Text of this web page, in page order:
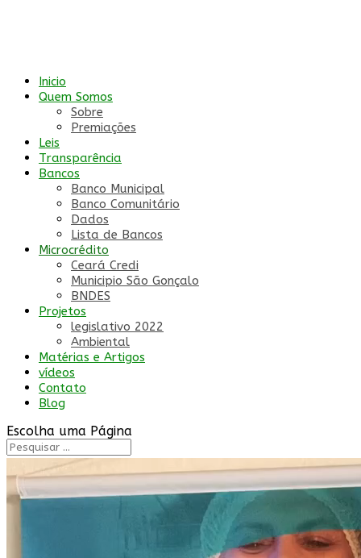
Inicio
Quem Somos
Sobre
Premiações
Leis
Transparência
Bancos
Banco Municipal
Banco Comunitário
Dados
Lista de Bancos
Microcrédito
Ceará Credi
Municipio São Gonçalo
BNDES
Projetos
legislativo 2022
Ambiental
Matérias e Artigos
vídeos
Contato
Blog
Escolha uma Página